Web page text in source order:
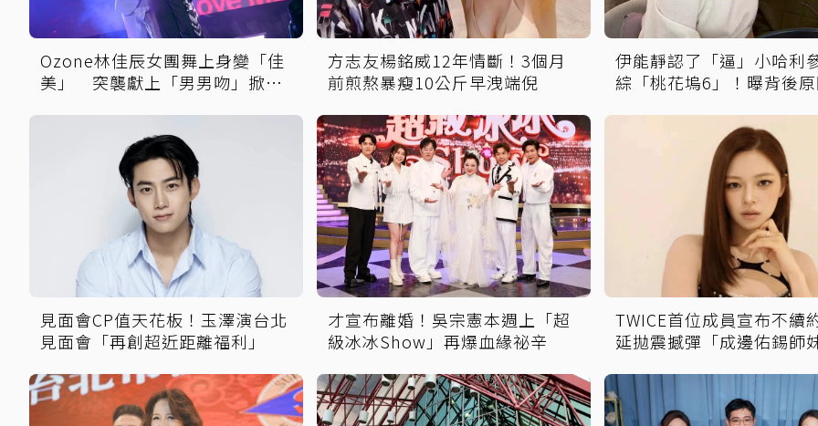
Ozone林佳辰女團舞上身變「佳
美」 突襲獻上「男男吻」掀全
方志友楊銘威12年情斷！3個月
前煎熬暴瘦10公斤早洩端倪
伊能靜認了「逼」小哈利
綜「桃花塢6」！曝背後
見面會CP值天花板！玉澤演台北
見面會「再創超近距離福利」
才宣布離婚！吳宗憲本週上「超
級冰冰Show」再爆血緣祕辛
TWICE首位成員宣布不續
延拋震撼彈「成邊佑錫師